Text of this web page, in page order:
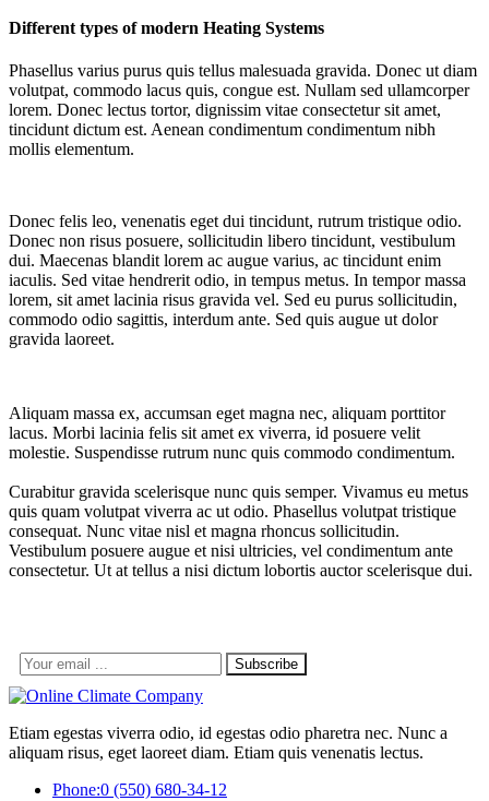
Different types of modern Heating Systems
Phasellus varius purus quis tellus malesuada gravida. Donec ut diam
volutpat, commodo lacus quis, congue est. Nullam sed ullamcorper
lorem. Donec lectus tortor, dignissim vitae consectetur sit amet,
tincidunt dictum est. Aenean condimentum condimentum nibh
mollis elementum.
Donec felis leo, venenatis eget dui tincidunt, rutrum tristique odio.
Donec non risus posuere, sollicitudin libero tincidunt, vestibulum
dui. Maecenas blandit lorem ac augue varius, ac tincidunt enim
iaculis. Sed vitae hendrerit odio, in tempus metus. In tempor massa
lorem, sit amet lacinia risus gravida vel. Sed eu purus sollicitudin,
commodo odio sagittis, interdum ante. Sed quis augue ut dolor
gravida laoreet.
Aliquam massa ex, accumsan eget magna nec, aliquam porttitor
lacus. Morbi lacinia felis sit amet ex viverra, id posuere velit
molestie. Suspendisse rutrum nunc quis commodo condimentum.
Curabitur gravida scelerisque nunc quis semper. Vivamus eu metus
quis quam volutpat viverra ac ut odio. Phasellus volutpat tristique
consequat. Nunc vitae nisl et magna rhoncus sollicitudin.
Vestibulum posuere augue et nisi ultricies, vel condimentum ante
consectetur. Ut at tellus a nisi dictum lobortis auctor scelerisque dui.
Subscribe
Etiam egestas viverra odio, id egestas odio pharetra nec. Nunc a
aliquam risus, eget laoreet diam. Etiam quis venenatis lectus.
Phone:0 (550) 680-34-12